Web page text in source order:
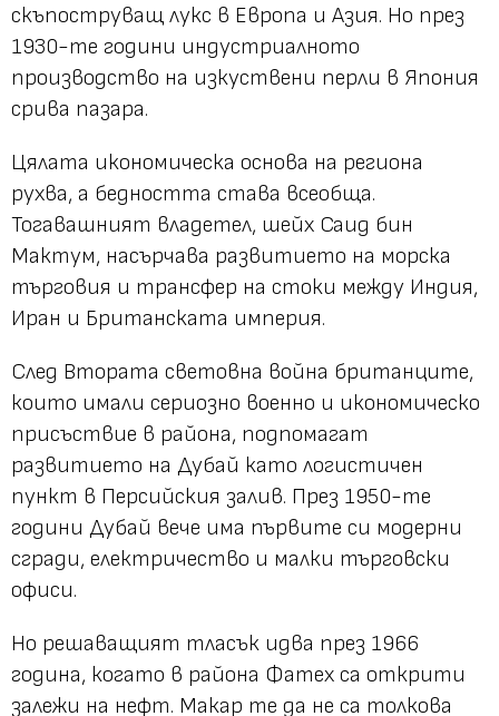
скъпоструващ лукс в Европа и Азия. Но през
1930-те години индустриалното
производство на изкуствени перли в Япония
срива пазара.
Цялата икономическа основа на региона
рухва, а бедността става всеобща.
Тогавашният владетел, шейх Саид бин
Мактум, насърчава развитието на морска
търговия и трансфер на стоки между Индия,
Иран и Британската империя.
След Втората световна война британците,
които имали сериозно военно и икономическо
присъствие в района, подпомагат
развитието на Дубай като логистичен
пункт в Персийския залив. През 1950-те
години Дубай вече има първите си модерни
сгради, електричество и малки търговски
офиси.
Но решаващият тласък идва през 1966
година, когато в района Фатех са открити
залежи на нефт. Макар те да не са толкова